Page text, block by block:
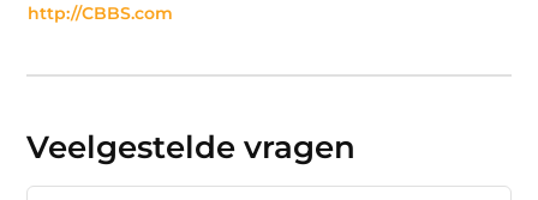
http://CBBS.com
Veelgestelde vragen